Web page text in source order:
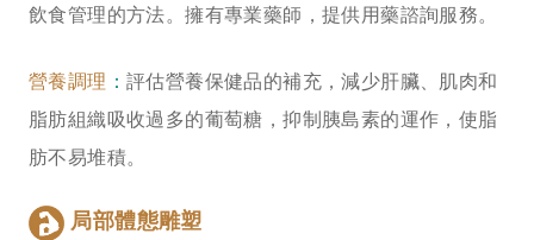
飲食管理的方法。擁有專業藥師，提供用藥諮詢服務。
營養調理 ：評估營養保健品的補充，減少肝臟、肌肉和
脂肪組織吸收過多的葡萄糖，抑制胰島素的運作，使脂
肪不易堆積。
局部體態雕塑